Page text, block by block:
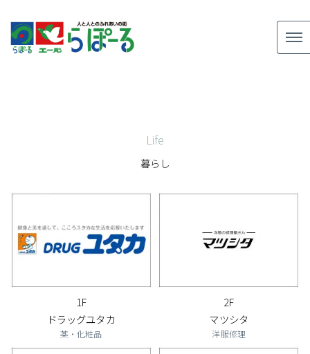
Life
暮らし
1F
ドラッグユタカ
薬・化粧品
2F
マツシタ
洋服修理